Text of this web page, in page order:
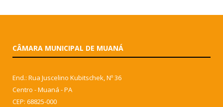
CÂMARA MUNICIPAL DE MUANÁ
End.: Rua Juscelino Kubitschek, Nº 36
Centro - Muaná - PA
CEP: 68825-000